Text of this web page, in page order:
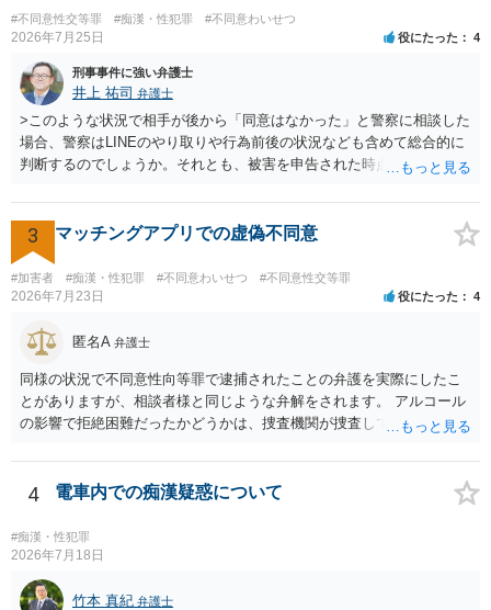
#不同意性交等罪 #痴漢・性犯罪 #不同意わいせつ
2026年7月25日 役にたった 4
刑事事件に強い弁護士
井上 祐司 弁護士
>このような状況で相手が後から「同意はなかった」と警察に相談した
場合、警察はLINEのやり取りや行為前後の状況なども含めて総合的に
判断するのでしょうか。それとも、被害を申告された時点で私がかな
の（不起訴事案）を含めて数件経験していますが、いずれも警察の対
応は前者です。 特に近年は、いわゆる異性間のトラブルから報復的
に不同意性交・不同意わいせつの罪の被害届が出される事案が頻発し
ており、警察も闇雲な逮捕をしないよう慎重になっているため、まず
は前後のＬＩＮＥやInstagram等の履歴をすべて統括的に縦覧して、
動くようになっていると感じます。
3 マッチングアプリでの虚偽不同意
#加害者 #痴漢・性犯罪 #不同意わいせつ #不同意性交等罪
2026年7月23日 役にたった 4
匿名A 弁護士
同様の状況で不同意性向等罪で逮捕されたことの弁護を実際にしたこ
とがありますが、相談者様と同じような弁解をされます。 アルコール
の影響で拒絶困難だったかどうかは、捜査機関が捜査して判断するこ
分かりません。 また、拒絶困難であったとしても、それについて相談
者様に認識がなければ、「故意」がないという判断になることもあり
意であった」とのお立場ですので、現時点で、対応できることはない
のではないでしょうか？（同意してたよねと言っても火に油をそそぐ
だけになりかねません。） そのため、現時点でこれ以上アドバイスで
きることはないとなります。これで回答を終わります。
4 電車内での痴漢疑惑について
#痴漢・性犯罪
2026年7月18日
竹本 真紀 弁護士